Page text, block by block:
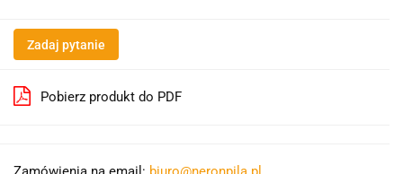
Zadaj pytanie
Pobierz produkt do PDF